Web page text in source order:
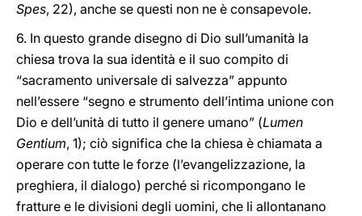
Spes, 22), anche se questi non ne è consapevole.
6. In questo grande disegno di Dio sull’umanità la
chiesa trova la sua identità e il suo compito di
“sacramento universale di salvezza” appunto
nell’essere “segno e strumento dell’intima unione con
Dio e dell’unità di tutto il genere umano” (Lumen
Gentium, 1); ciò significa che la chiesa è chiamata a
operare con tutte le forze (l’evangelizzazione, la
preghiera, il dialogo) perché si ricompongano le
fratture e le divisioni degli uomini, che li allontanano